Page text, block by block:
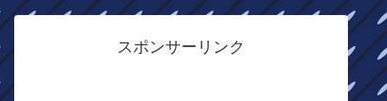
スポンサーリンク